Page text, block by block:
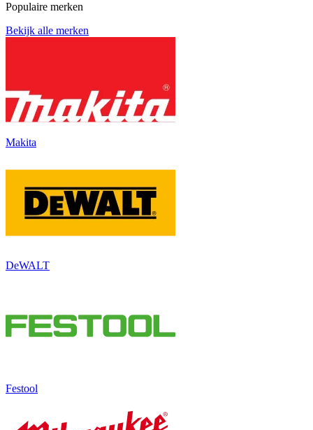
Populaire merken
Bekijk alle merken
Makita
DeWALT
Festool